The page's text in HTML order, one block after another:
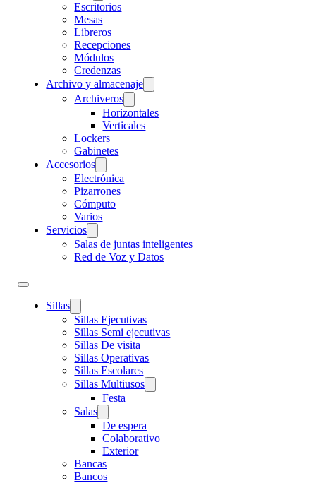
Escritorios
Mesas
Libreros
Recepciones
Módulos
Credenzas
Archivo y almacenaje
Archiveros
Horizontales
Verticales
Lockers
Gabinetes
Accesorios
Electrónica
Pizarrones
Cómputo
Varios
Servicios
Salas de juntas inteligentes
Red de Voz y Datos
Sillas
Sillas Ejecutivas
Sillas Semi ejecutivas
Sillas De visita
Sillas Operativas
Sillas Escolares
Sillas Multiusos
Festa
Salas
De espera
Colaborativo
Exterior
Bancas
Bancos